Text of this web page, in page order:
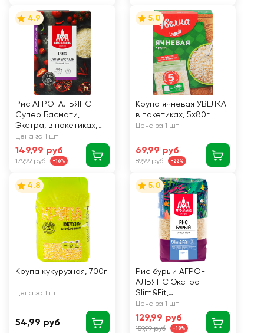
4.9
Рис АГРО-АЛЬЯНС
Супер Басмати,
Экстра, в пакетиках,
5х80г
Цена за 1 шт
149,99 руб
179,99 руб -16%
5.0
Крупа ячневая УВЕЛКА
в пакетиках, 5х80г
Цена за 1 шт
69,99 руб
89,99 руб -22%
4.8
Крупа кукурузная, 700г
Цена за 1 шт
54,99 руб
5.0
Рис бурый АГРО-
АЛЬЯНС Экстра
Slim&Fit,
нешлифованный, 1-й
сорт, 800г
Цена за 1 шт
129,99 руб
159,99 руб -18%